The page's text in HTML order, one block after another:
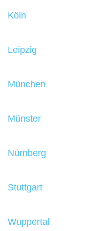
Köln
Leipzig
München
Münster
Nürnberg
Stuttgart
Wuppertal